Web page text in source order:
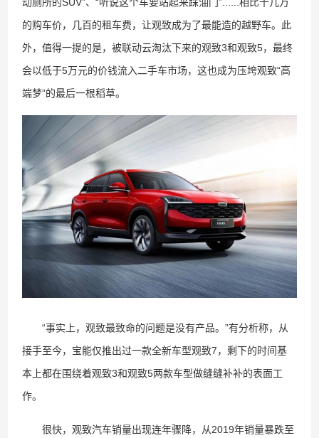
的购车价，几百的租车费，让观致成为了最能造的越野车。此
外，值得一提的是，被联动云淘汰下来的观致3和观致5，最终
会以低于5万元的价钱流入二手车市场，这也成为压垮观致“高
端梦”的最后一根稻草。
“事实上，观致最致命的问题是没有产品。”有分析称，从
接手至今，宝能仅推出过一款全新车型观致7，剩下的时间基
本上都在围绕着观致3和观致5两款车型做缝缝补补的表面工
作。
很快，观致汽车销量出现连年骤降，从2019年销量暴跌至